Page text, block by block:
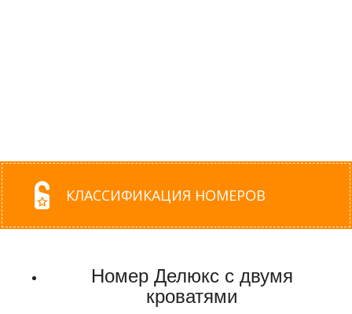
КЛАССИФИКАЦИЯ НОМЕРОВ
Номер Делюкс с двумя
кроватями